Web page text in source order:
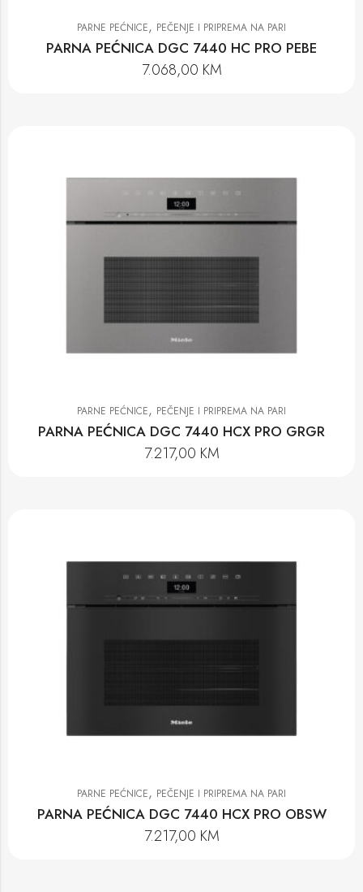
PARNE PEĆNICE, PEČENJE I PRIPREMA NA PARI
PARNA PEĆNICA DGC 7440 HC PRO PEBE
7.068,00 KM
PARNE PEĆNICE, PEČENJE I PRIPREMA NA PARI
PARNA PEĆNICA DGC 7440 HCX PRO GRGR
7.217,00 KM
PARNE PEĆNICE, PEČENJE I PRIPREMA NA PARI
PARNA PEĆNICA DGC 7440 HCX PRO OBSW
7.217,00 KM